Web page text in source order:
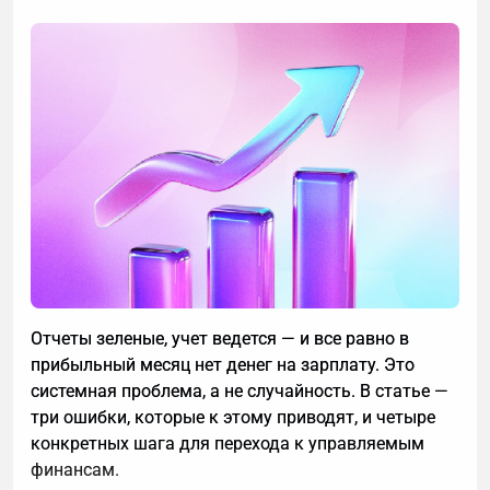
Отчеты зеленые, учет ведется — и все равно в
прибыльный месяц нет денег на зарплату. Это
системная проблема, а не случайность. В статье —
три ошибки, которые к этому приводят, и четыре
конкретных шага для перехода к управляемым
финансам.